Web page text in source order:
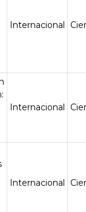
Internacional
Internacional
Internacional